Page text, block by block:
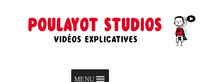
Skip to content
MENU